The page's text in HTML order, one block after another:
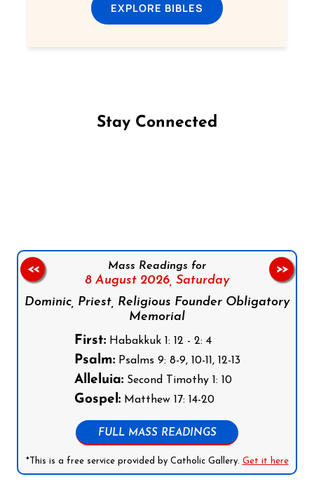
EXPLORE BIBLES
Stay Connected
Mass Readings for
8 August 2026, Saturday
Dominic, Priest, Religious Founder Obligatory
Memorial
First:Habakkuk 1: 12 - 2: 4
Psalm:Psalms 9: 8-9, 10-11, 12-13
Alleluia:Second Timothy 1: 10
Gospel:Matthew 17: 14-20
FULL MASS READINGS
*This is a free service provided by Catholic Gallery. Get it here
<< >>